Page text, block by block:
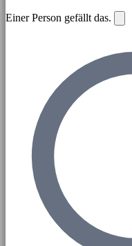
Einer Person gefällt das.